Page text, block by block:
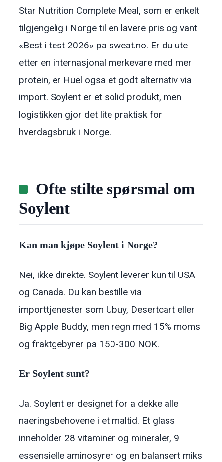
Star Nutrition Complete Meal, som er enkelt
tilgjengelig i Norge til en lavere pris og vant
«Best i test 2026» pa sweat.no. Er du ute
etter en internasjonal merkevare med mer
protein, er Huel ogsa et godt alternativ via
import. Soylent er et solid produkt, men
logistikken gjor det lite praktisk for
hverdagsbruk i Norge.
Ofte stilte spørsmal om
Soylent
Kan man kjøpe Soylent i Norge?
Nei, ikke direkte. Soylent leverer kun til USA
og Canada. Du kan bestille via
importtjenester som Ubuy, Desertcart eller
Big Apple Buddy, men regn med 15% moms
og fraktgebyrer pa 150-300 NOK.
Er Soylent sunt?
Ja. Soylent er designet for a dekke alle
naeringsbehovene i et maltid. Et glass
inneholder 28 vitaminer og mineraler, 9
essensielle aminosyrer og en balansert miks